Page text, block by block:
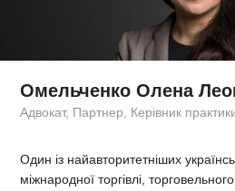
Омельченко Олена
Адвокат, Партнер, Керівник
Один із найавторитетніших
міжнародної торгівлі,